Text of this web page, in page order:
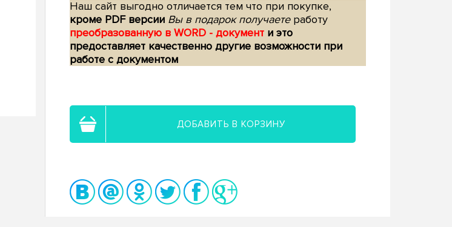
Наш сайт выгодно отличается тем что при покупке,
кроме PDF версии Вы в подарок получаетеработу
преобразованную в WORD - документ и это
предоставляет качественно другие возможности при
работе с документом
ДОБАВИТЬ В КОРЗИНУ